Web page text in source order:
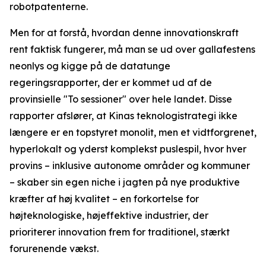
robotpatenterne.
Men for at forstå, hvordan denne innovationskraft
rent faktisk fungerer, må man se ud over gallafestens
neonlys og kigge på de datatunge
regeringsrapporter, der er kommet ud af de
provinsielle "To sessioner" over hele landet. Disse
rapporter afslører, at Kinas teknologistrategi ikke
længere er en topstyret monolit, men et vidtforgrenet,
hyperlokalt og yderst komplekst puslespil, hvor hver
provins – inklusive autonome områder og kommuner
– skaber sin egen niche i jagten på nye produktive
kræfter af høj kvalitet – en forkortelse for
højteknologiske, højeffektive industrier, der
prioriterer innovation frem for traditionel, stærkt
forurenende vækst.